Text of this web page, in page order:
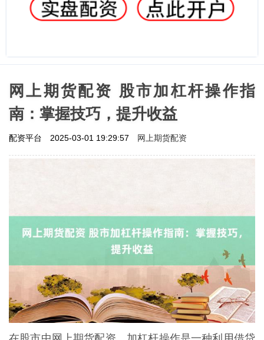
网上期货配资 股市加杠杆操作指
南：掌握技巧，提升收益
配资平台 2025-03-01 19:29:57 网上期货配资